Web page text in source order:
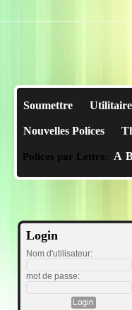
Soumettre
Nouvelles Polices
Polices par Lettre: A
Login
Nom d'utilisateur:
mot de passe: